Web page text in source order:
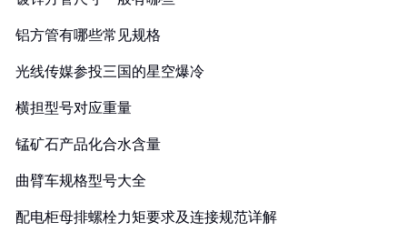
铝方管有哪些常见规格
光线传媒参投三国的星空爆冷
横担型号对应重量
锰矿石产品化合水含量
曲臂车规格型号大全
配电柜母排螺栓力矩要求及连接规范详解